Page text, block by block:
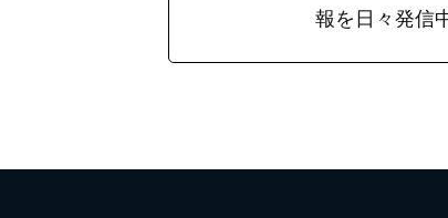
報を日々発信